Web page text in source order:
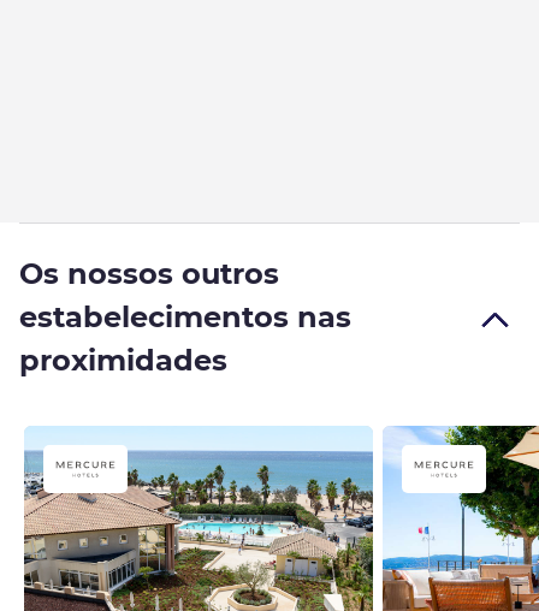
Os nossos outros
estabelecimentos nas
proximidades